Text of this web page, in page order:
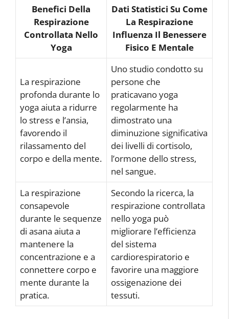
Benefici Della
Respirazione
Controllata Nello
Yoga
Dati Statistici Su Come
La Respirazione
Influenza Il Benessere
Fisico E Mentale
La respirazione
profonda durante lo
yoga aiuta a ridurre
lo stress e l’ansia,
favorendo il
rilassamento del
corpo e della mente.
Uno studio condotto su
persone che
praticavano yoga
regolarmente ha
dimostrato una
diminuzione significativa
dei livelli di cortisolo,
l’ormone dello stress,
nel sangue.
La respirazione
consapevole
durante le sequenze
di asana aiuta a
mantenere la
concentrazione e a
connettere corpo e
mente durante la
pratica.
Secondo la ricerca, la
respirazione controllata
nello yoga può
migliorare l’efficienza
del sistema
cardiorespiratorio e
favorire una maggiore
ossigenazione dei
tessuti.